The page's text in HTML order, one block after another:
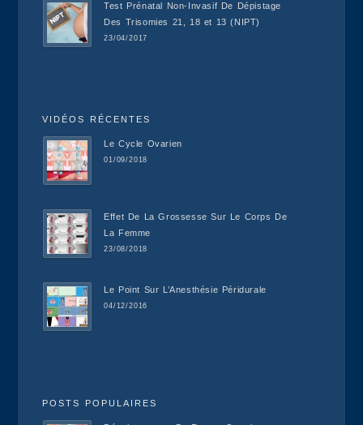
Test Prénatal Non-Invasif De Dépistage
Des Trisomies 21, 18 et 13 (NIPT)
23/04/2017
VIDÉOS RÉCENTES
Le Cycle Ovarien
01/09/2018
Effet De La Grossesse Sur Le Corps De
La Femme
23/08/2018
Le Point Sur L’Anesthésie Péridurale
04/12/2016
POSTS POPULAIRES